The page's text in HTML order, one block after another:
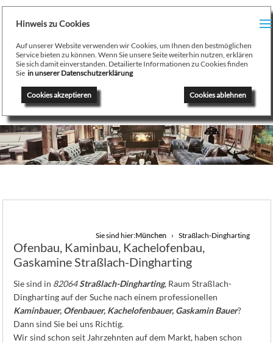
/
Hinweis zu Cookies
Auf unserer Website verwenden wir Cookies, um Ihnen den bestmöglichen
Service bieten zu können. Wenn Sie unsere Seite weiterhin nutzen, erklären
Sie sich damit einverstanden. Detailierte Informationen zu Cookies finden
Sie in unserer Datenschutzerklärung
Cookies ablehnen
Cookies akzeptieren
August Stamminger
Beratung - Planung - Ausführung - Wartung - Reparatur
Ofenbau Kaminbau Gaskamine Kachelofen Heizkamine
Sie sind hier:München Straßlach-Dingharting
Ofenbau, Kaminbau, Kachelofenbau,
Gaskamine Straßlach-Dingharting
Sie sind in 82064Straßlach-Dingharting, Raum Straßlach-
Dingharting auf der Suche nach einem professionellen
Kaminbauer, Ofenbauer, Kachelofenbauer, Gaskamin Bauer?
Dann sind Sie bei uns Richtig.
Wir sind schon seit Jahrzehnten auf dem Markt, haben schon